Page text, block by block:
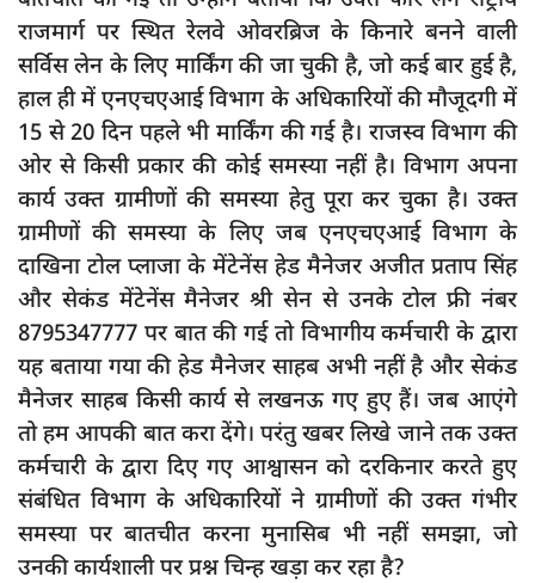
राजमार्ग पर स्थित रेलवे ओवरब्रिज के किनारे बनने वाली
सर्विस लेन के लिए मार्किंग की जा चुकी है, जो कई बार हुई है,
हाल ही में एनएचएआई विभाग के अधिकारियों की मौजूदगी में
15 से 20 दिन पहले भी मार्किंग की गई है। राजस्व विभाग की
ओर से किसी प्रकार की कोई समस्या नहीं है। विभाग अपना
कार्य उक्त ग्रामीणों की समस्या हेतु पूरा कर चुका है। उक्त
ग्रामीणों की समस्या के लिए जब एनएचएआई विभाग के
दाखिना टोल प्लाजा के मेंटेनेंस हेड मैनेजर अजीत प्रताप सिंह
और सेकंड मेंटेनेंस मैनेजर श्री सेन से उनके टोल फ्री नंबर
8795347777 पर बात की गई तो विभागीय कर्मचारी के द्वारा
यह बताया गया की हेड मैनेजर साहब अभी नहीं है और सेकंड
मैनेजर साहब किसी कार्य से लखनऊ गए हुए हैं। जब आएंगे
तो हम आपकी बात करा देंगे। परंतु खबर लिखे जाने तक उक्त
कर्मचारी के द्वारा दिए गए आश्वासन को दरकिनार करते हुए
संबंधित विभाग के अधिकारियों ने ग्रामीणों की उक्त गंभीर
समस्या पर बातचीत करना मुनासिब भी नहीं समझा, जो
उनकी कार्यशाली पर प्रश्न चिन्ह खड़ा कर रहा है?